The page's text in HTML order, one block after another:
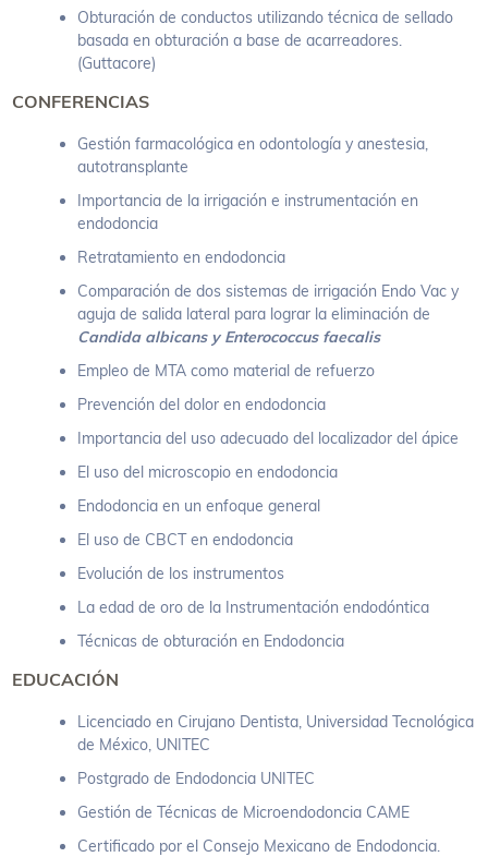
Obturación de conductos utilizando técnica de sellado
basada en obturación a base de acarreadores.
(Guttacore)
CONFERENCIAS
Gestión farmacológica en odontología y anestesia,
autotransplante
Importancia de la irrigación e instrumentación en
endodoncia
Retratamiento en endodoncia
Comparación de dos sistemas de irrigación Endo Vac y
aguja de salida lateral para lograr la eliminación de
Candida albicans y Enterococcus faecalis
Empleo de MTA como material de refuerzo
Prevención del dolor en endodoncia
Importancia del uso adecuado del localizador del ápice
El uso del microscopio en endodoncia
Endodoncia en un enfoque general
El uso de CBCT en endodoncia
Evolución de los instrumentos
La edad de oro de la Instrumentación endodóntica
Técnicas de obturación en Endodoncia
EDUCACIÓN
Licenciado en Cirujano Dentista, Universidad Tecnológica
de México, UNITEC
Postgrado de Endodoncia UNITEC
Gestión de Técnicas de Microendodoncia CAME
Certificado por el Consejo Mexicano de Endodoncia.